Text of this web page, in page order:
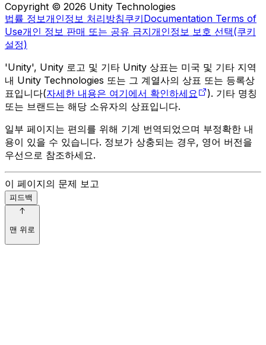
Copyright © 2026 Unity Technologies
법률 정보개인정보 처리방침쿠키Documentation Terms of
Use개인 정보 판매 또는 공유 금지개인정보 보호 선택(쿠키
설정)
'Unity', Unity 로고 및 기타 Unity 상표는 미국 및 기타 지역
내 Unity Technologies 또는 그 계열사의 상표 또는 등록상
표입니다(자세한 내용은 여기에서 확인하세요
). 기타 명칭
또는 브랜드는 해당 소유자의 상표입니다.
일부 페이지는 편의를 위해 기계 번역되었으며 부정확한 내
용이 있을 수 있습니다. 정보가 상충되는 경우, 영어 버전을
우선으로 참조하세요.
이 페이지의 문제 보고
피드백
맨 위로